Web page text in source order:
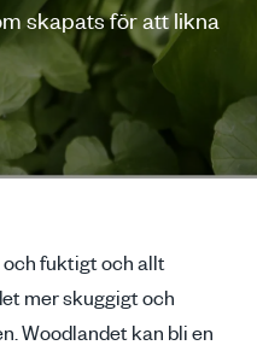
skapats för att likna
och fuktigt och allt
mer skuggigt och
Woodlandet kan bli en